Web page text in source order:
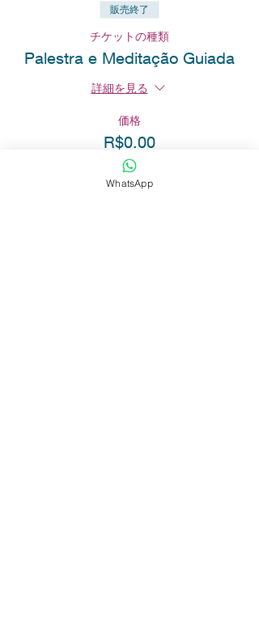
販売終了
チケットの種類
Palestra e Meditação Guiada
詳細を見る
価格
R$0.00
WhatsApp